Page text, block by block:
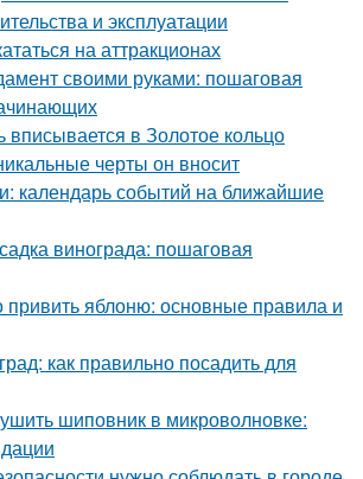
и эксплуатации
на аттракционах
своими руками: пошаговая
вписывается в Золотое кольцо
черты он вносит
календарь событий на ближайшие
винограда: пошаговая
привить яблоню: основные правила и
как правильно посадить для
шиповник в микроволновке: